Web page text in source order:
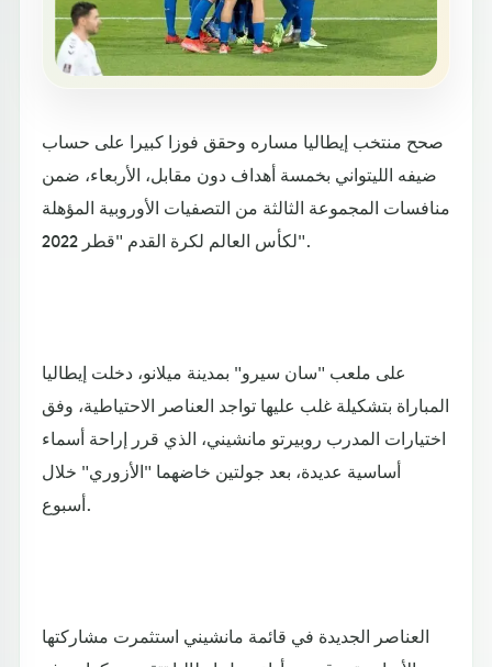
صحح منتخب إيطاليا مساره وحقق فوزا كبيرا على حساب
ضيفه الليتواني بخمسة أهداف دون مقابل، الأربعاء، ضمن
منافسات المجموعة الثالثة من التصفيات الأوروبية المؤهلة
لكأس العالم لكرة القدم "قطر 2022".
على ملعب "سان سيرو" بمدينة ميلانو، دخلت إيطاليا
المباراة بتشكيلة غلب عليها تواجد العناصر الاحتياطية، وفق
اختيارات المدرب روبيرتو مانشيني، الذي قرر إراحة أسماء
أساسية عديدة، بعد جولتين خاضهما "الأزوري" خلال
أسبوع.
العناصر الجديدة في قائمة مانشيني استثمرت مشاركتها